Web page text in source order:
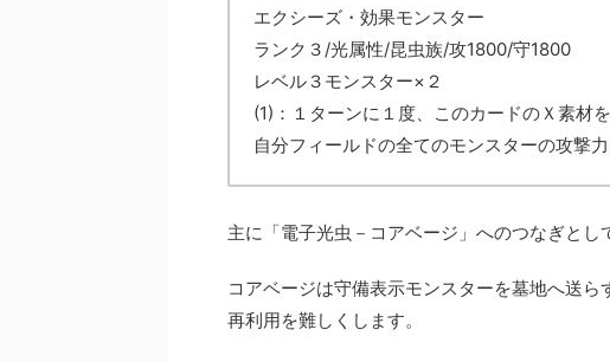
エクシーズ・効果モンスター
ランク３/光属性/昆虫族/攻1800/守1800
レベル３モンスター×２
(1)：１ターンに１度、このカードのＸ素材
自分フィールドの全てのモンスターの攻撃力
主に「電子光虫 －コアベージ」へのつなぎとし
コアベージは守備表示モンスターを墓地へ送ら
再利用を難しくします。